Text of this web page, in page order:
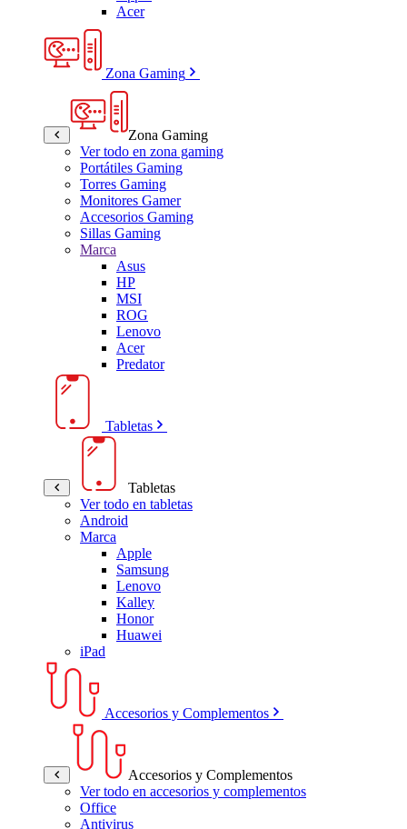
Acer
Zona Gaming
Zona Gaming
Ver todo en zona gaming
Portátiles Gaming
Torres Gaming
Monitores Gamer
Accesorios Gaming
Sillas Gaming
Marca
Asus
HP
MSI
ROG
Lenovo
Acer
Predator
Tabletas
Tabletas
Ver todo en tabletas
Android
Marca
Apple
Samsung
Lenovo
Kalley
Honor
Huawei
iPad
Accesorios y Complementos
Accesorios y Complementos
Ver todo en accesorios y complementos
Office
Antivirus